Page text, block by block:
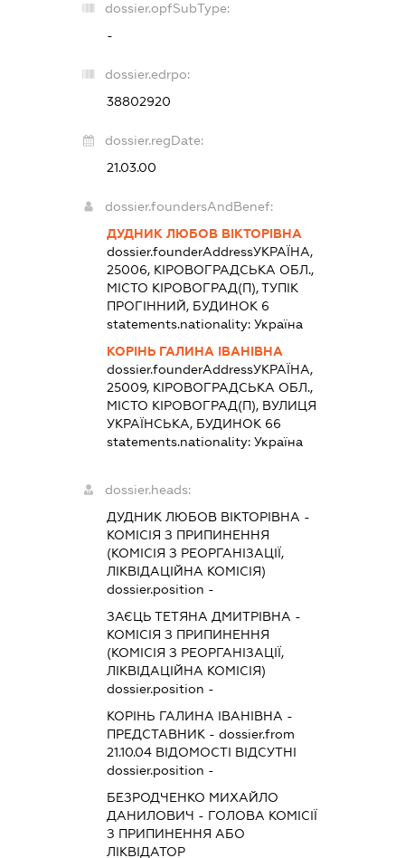
dossier.opfSubType:
-
dossier.edrpo:
38802920
dossier.regDate:
21.03.00
dossier.foundersAndBenef:
ДУДНИК ЛЮБОВ ВІКТОРІВНА
dossier.founderAddressУКРАЇНА,
25006, КІРОВОГРАДСЬКА ОБЛ.,
МІСТО КІРОВОГРАД(П), ТУПІК
ПРОГІННИЙ, БУДИНОК 6
statements.nationality:Україна
КОРІНЬ ГАЛИНА ІВАНІВНА
dossier.founderAddressУКРАЇНА,
25009, КІРОВОГРАДСЬКА ОБЛ.,
МІСТО КІРОВОГРАД(П), ВУЛИЦЯ
УКРАЇНСЬКА, БУДИНОК 66
statements.nationality:Україна
dossier.heads:
ДУДНИК ЛЮБОВ ВІКТОРІВНА -
КОМІСІЯ З ПРИПИНЕННЯ
(КОМІСІЯ З РЕОРГАНІЗАЦІЇ,
ЛІКВІДАЦІЙНА КОМІСІЯ)
dossier.position -
ЗАЄЦЬ ТЕТЯНА ДМИТРІВНА -
КОМІСІЯ З ПРИПИНЕННЯ
(КОМІСІЯ З РЕОРГАНІЗАЦІЇ,
ЛІКВІДАЦІЙНА КОМІСІЯ)
dossier.position -
КОРІНЬ ГАЛИНА ІВАНІВНА -
ПРЕДСТАВНИК - dossier.from
21.10.04 ВІДОМОСТІ ВІДСУТНІ
dossier.position -
БЕЗРОДЧЕНКО МИХАЙЛО
ДАНИЛОВИЧ - ГОЛОВА КОМІСІЇ
З ПРИПИНЕННЯ АБО
ЛІКВІДАТОР